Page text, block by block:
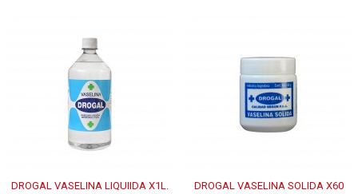
DROGAL VASELINA LIQUIIDA X1L. DROGAL VASELINA SOLIDA X60